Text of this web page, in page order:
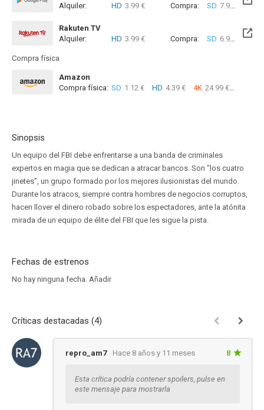
Alquiler:
HD 3.99 € Compra: SD 7.99 € HD
Rakuten TV
Alquiler:
HD 3.99 € Compra: SD 6.99 € HD
Compra física
Amazon
Compra física: SD 1.12 € HD 4.39 € 4K 24.99 €
Sinopsis
Un equipo del FBI debe enfrentarse a una banda de criminales
expertos en magia que se dedican a atracar bancos. Son "los cuatro
jinetes”, un grupo formado por los mejores ilusionistas del mundo.
Durante los atracos, siempre contra hombres de negocios corruptos,
hacen llover el dinero robado sobre los espectadores, ante la atónita
mirada de un equipo de élite del FBI que les sigue la pista.
Fechas de estrenos
No hay ninguna fecha. Añadir
Críticas destacadas (4)
repro_am7 Hace 8 años y 11 meses 8
Esta crítica podría contener spoilers, pulse en
este mensaje para mostrarla